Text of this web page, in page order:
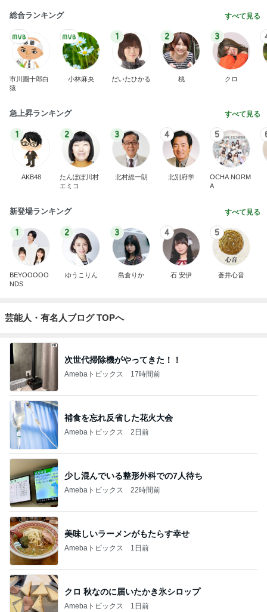
総合ランキング すべて見る
市川團十郎白
猿
小林麻央
1
だいたひかる
2
桃
3
クロ
急上昇ランキング すべて見る
1
AKB48
2
たんぽぽ川村
エミコ
3
北村総一朗
4
北別府学
5
OCHA NORM
A
新登場ランキング すべて見る
1
BEYOOOOO
NDS
2
ゆうこりん
3
島倉りか
4
石 安伊
5
蒼井心音
芸能人・有名人ブログ TOPへ
次世代掃除機がやってきた！！
Amebaトピックス 17時間前
補食を忘れ反省した花火大会
Amebaトピックス 2日前
少し混んでいる整形外科での7人待ち
Amebaトピックス 22時間前
美味しいラーメンがもたらす幸せ
Amebaトピックス 1日前
クロ 秋なのに届いたかき氷シロップ
Amebaトピックス 1日前